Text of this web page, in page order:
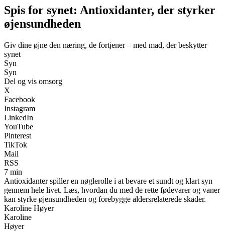
Spis for synet: Antioxidanter, der styrker
øjensundheden
Giv dine øjne den næring, de fortjener – med mad, der beskytter
synet
Syn
Syn
Del og vis omsorg
X
Facebook
Instagram
LinkedIn
YouTube
Pinterest
TikTok
Mail
RSS
7 min
Antioxidanter spiller en nøglerolle i at bevare et sundt og klart syn
gennem hele livet. Læs, hvordan du med de rette fødevarer og vaner
kan styrke øjensundheden og forebygge aldersrelaterede skader.
Karoline Høyer
Karoline
Høyer